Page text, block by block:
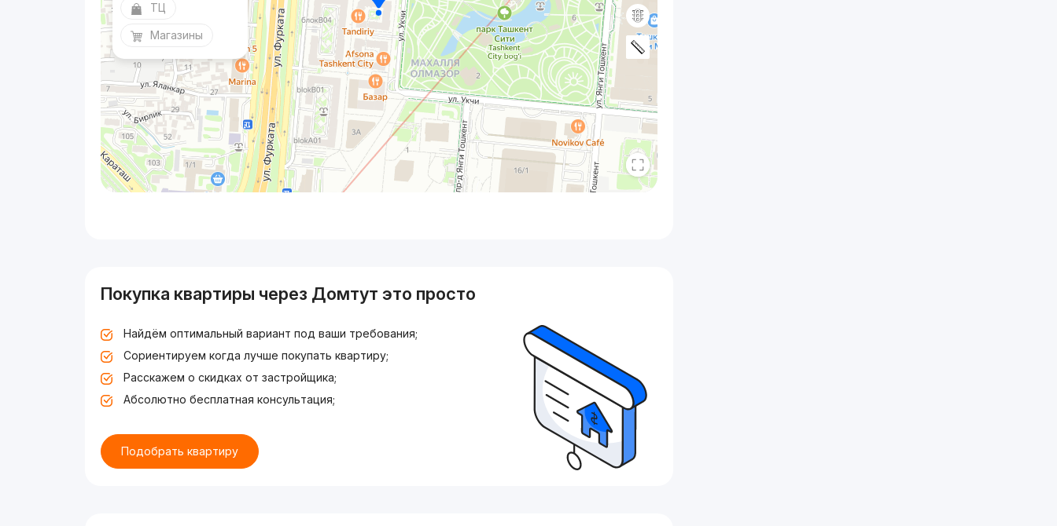
ТЦ
Магазины
Покупка квартиры через Домтут это просто
Найдём оптимальный вариант под ваши требования;
Сориентируем когда лучше покупать квартиру;
Расскажем о скидках от застройщика;
Абсолютно бесплатная консультация;
Подобрать квартиру